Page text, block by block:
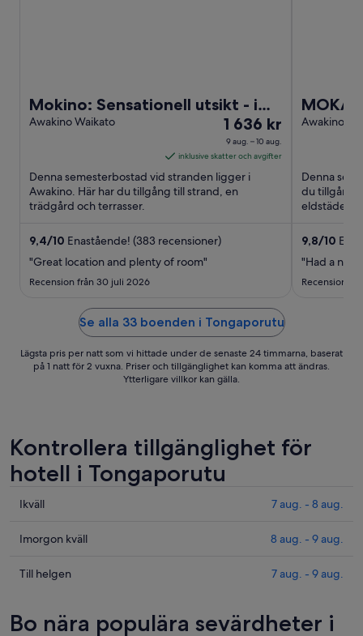
Mokino: Sensationell utsikt - i
alla riktningar !!!
Awakino Waikato
Priset
är
1 636 kr
per
natt
1 636 kr
9 aug. – 10 aug.
inklusive skatter och avgifter
Denna semesterbostad vid stranden ligger i
Awakino. Här har du tillgång till strand, en
trädgård och terrasser.
9,4/10 Enastående! (383 recensioner)
"Great location and plenty of room"
Recension från 30 juli 2026
Awakino
Denna
du tillgång
eldstäder
9,8/10
"Had a nice
Recension
Se alla 33 boenden i Tongaporutu
Lägsta pris per natt som vi hittade under de senaste 24 timmarna, baserat
på 1 natt för 2 vuxna. Priser och tillgänglighet kan komma att ändras.
Ytterligare villkor kan gälla.
Kontrollera tillgänglighet för
hotell i Tongaporutu
Kolla
i
för
aug.
Ikväll 7 aug. - 8 aug.
Kolla
i
imorgon
Imorgon kväll 8 aug. - 9 aug.
Kolla
Tongaporutu
Till helgen 7 aug. - 9 aug.
Bo nära populära sevärdheter i